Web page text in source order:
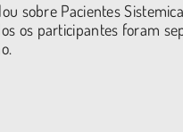
sobre Pacientes
os participantes foram